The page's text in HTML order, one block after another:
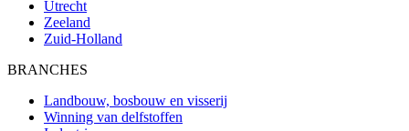
Utrecht
Zeeland
Zuid-Holland
BRANCHES
Landbouw, bosbouw en visserij
Winning van delfstoffen